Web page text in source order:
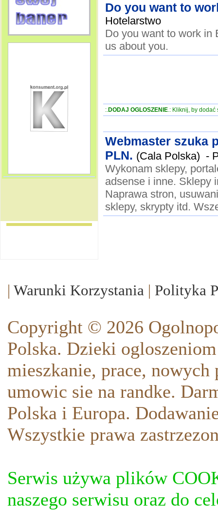
Do you want to
Hotelarstwo
Do you want to work in
us about you.
:.DODAJ OGLOSZENIE.: Kliknij, by dodać
Webmaster szuka
PLN. (Cala Polska) -
Wykonam sklepy,
adsense i inne. Sklepy
Naprawa stron,
sklepy, skrypty itd.
| Warunki Korzystania | Polityka
Copyright © 2026
Polska. Dzieki
mieszkanie, prace,
umowic sie na randke.
Polska i Europa.
Wszystkie prawa
Serwis używa plików
naszego serwisu oraz do